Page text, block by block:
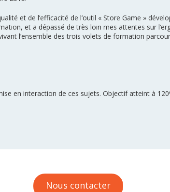
et de l’efficacité de l’outil « Store Game »
et a dépassé de très loin mes attentes sur
l’ensemble des trois volets de formation
en interaction de ces sujets. Objectif atteint à
Nous contacter